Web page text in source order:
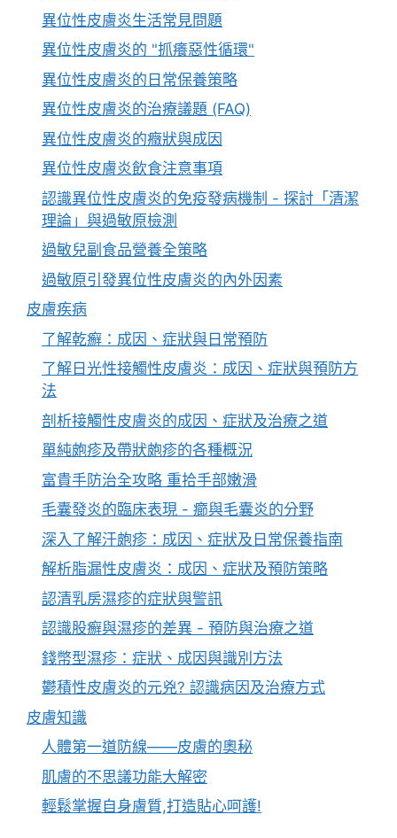
異位性皮膚炎生活常見問題
異位性皮膚炎的 "抓癢惡性循環"
異位性皮膚炎的日常保養策略
異位性皮膚炎的治療議題 (FAQ)
異位性皮膚炎的癥狀與成因
異位性皮膚炎飲食注意事項
認識異位性皮膚炎的免疫發病機制 - 探討「清潔
理論」與過敏原檢測
過敏兒副食品營養全策略
過敏原引發異位性皮膚炎的內外因素
皮膚疾病
了解乾癬：成因、症狀與日常預防
了解日光性接觸性皮膚炎：成因、症狀與預防方
法
剖析接觸性皮膚炎的成因、症狀及治療之道
單純皰疹及帶狀皰疹的各種概況
富貴手防治全攻略 重拾手部嫩滑
毛囊發炎的臨床表現 - 癤與毛囊炎的分野
深入了解汗皰疹：成因、症狀及日常保養指南
解析脂漏性皮膚炎：成因、症狀及預防策略
認清乳房濕疹的症狀與警訊
認識股癬與濕疹的差異 - 預防與治療之道
錢幣型濕疹：症狀、成因與識別方法
鬱積性皮膚炎的元兇? 認識病因及治療方式
皮膚知識
人體第一道防線——皮膚的奧秘
肌膚的不思議功能大解密
輕鬆掌握自身膚質,打造貼心呵護!